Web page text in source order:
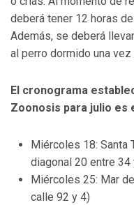
deberá tener 12 horas
Además, se deberá
al perro dormido una
El cronograma
Zoonosis para julio es
Miércoles 18: Santa
diagonal 20 entre 34
Miércoles 25: Mar
calle 92 y 4)